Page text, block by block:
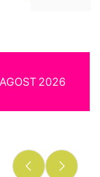
AGOST 2026